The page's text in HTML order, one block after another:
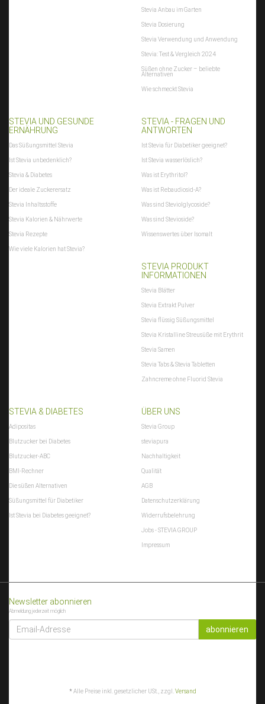
Stevia Anbau im Garten
Stevia Dosierung
Stevia Verwendung und Anwendung
Stevia: Test & Vergleich 2024
Süßen ohne Zucker – beliebte
Alternativen
Wie schmeckt Stevia
STEVIA UND GESUNDE
ERNÄHRUNG
Das Süßungsmittel Stevia
Ist Stevia unbedenklich?
Stevia & Diabetes
Der ideale Zuckerersatz
Stevia Inhaltsstoffe
Stevia Kalorien & Nährwerte
Stevia Rezepte
Wie viele Kalorien hat Stevia?
STEVIA - FRAGEN UND
ANTWORTEN
Ist Stevia für Diabetiker geeignet?
Ist Stevia wasserlöslich?
Was ist Erythritol?
Was ist Rebaudiosid-A?
Was sind Steviolglycoside?
Was sind Stevioside?
Wissenswertes über Isomalt
STEVIA PRODUKT
INFORMATIONEN
Stevia Blätter
Stevia Extrakt Pulver
Stevia flüssig Süßungsmittel
Stevia Kristalline Streusüße mit Erythrit
Stevia Samen
Stevia Tabs & Stevia Tabletten
Zahncreme ohne Fluorid Stevia
STEVIA & DIABETES
Adipositas
Blutzucker bei Diabetes
Blutzucker-ABC
BMI-Rechner
Die süßen Alternativen
Süßungsmittel für Diabetiker
Ist Stevia bei Diabetes geeignet?
ÜBER UNS
Stevia Group
steviapura
Nachhaltigkeit
Qualität
AGB
Datenschutzerklärung
Widerrufsbelehrung
Jobs - STEVIA GROUP
Impressum
Newsletter abonnieren
Abmeldung jederzeit möglich
EMAIL-
ADRESSE abonnieren
*Alle Preise inkl. gesetzlicher USt., zzgl.Versand